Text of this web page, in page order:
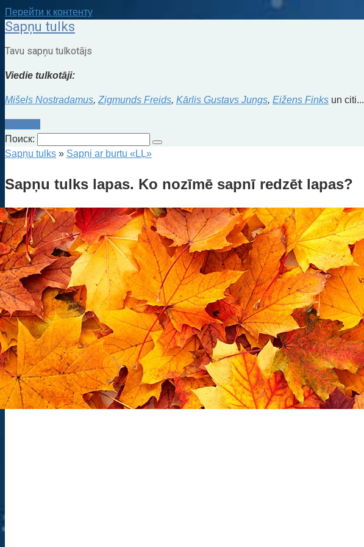
Перейти к контенту
Sapņu tulks
Tavu sapņu tulkotājs
Viedie tulkotāji:
Mišels Nostradamus, Zigmunds Freids, Kārlis Gustavs Jungs, Eižens Finks un citi...
Kontakti
Поиск:
Sapņu tulks » Sapņi ar burtu «LĻ»
Sapņu tulks lapas. Ko nozīmē sapnī redzēt lapas?